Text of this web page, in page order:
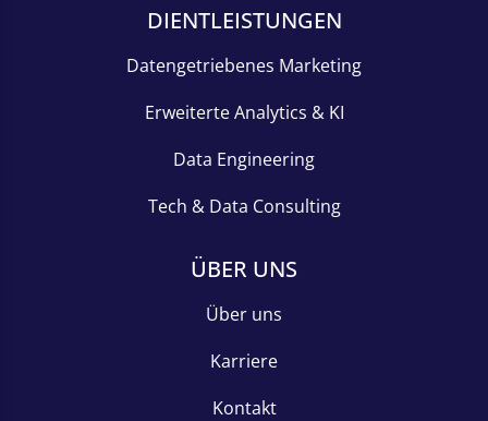
DIENTLEISTUNGEN
Datengetriebenes Marketing
Erweiterte Analytics & KI
Data Engineering
Tech & Data Consulting
ÜBER UNS
Über uns
Karriere
Kontakt